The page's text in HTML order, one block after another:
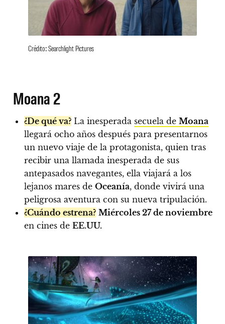
Crédito: Searchlight Pictures
Moana 2
¿De qué va? La inesperada secuela de Moana
llegará ocho años después para presentarnos
un nuevo viaje de la protagonista, quien tras
recibir una llamada inesperada de sus
antepasados ​​navegantes, ella viajará a los
lejanos mares de Oceanía, donde vivirá una
peligrosa aventura con su nueva tripulación.
¿Cuándo estrena? Miércoles 27 de noviembre
en cines de EE.UU.